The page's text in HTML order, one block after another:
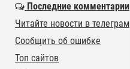
Последние комментарии
Читайте новости в телеграм
Сообщить об ошибке
Топ сайтов